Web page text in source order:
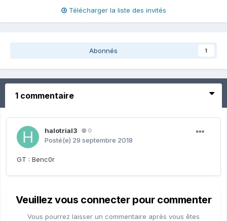
Télécharger la liste des invités
Abonnés 1
1 commentaire
halotrial3 0
Posté(e) 29 septembre 2018
GT : Benc0r
Veuillez vous connecter pour commenter
Vous pourrez laisser un commentaire après vous êtes